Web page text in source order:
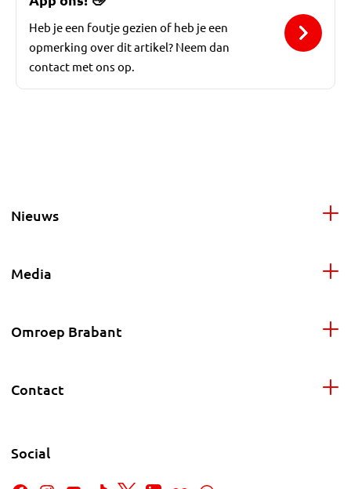
Heb je een foutje gezien of heb je een
opmerking over dit artikel? Neem dan
contact met ons op.
Nieuws
Media
Omroep Brabant
Contact
Social